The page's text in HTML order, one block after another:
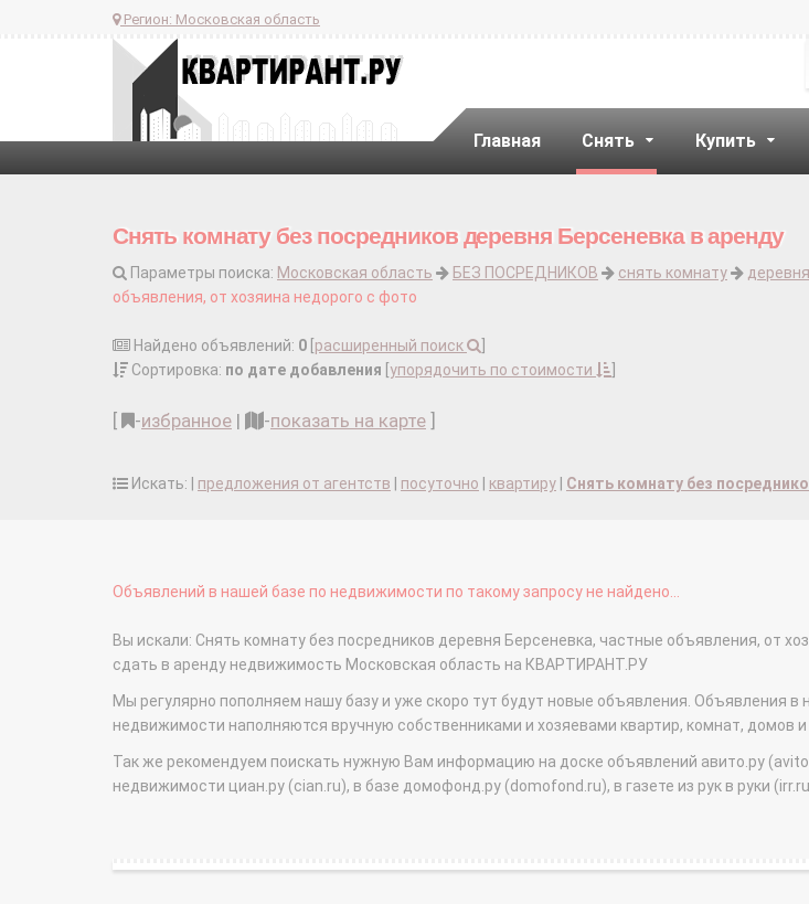
Регион: Московская область
Главная Снять Купить
Снять комнату без посредников деревня Берсеневка в аренду
Параметры поиска: Московская область БЕЗ ПОСРЕДНИКОВ снять комнату
объявления, от хозяина недорого с фото
Найдено объявлений: 0 расширенный поиск
Сортировка: по дате добавления упорядочить по стоимости
-избранное | -показать на карте
Искать: | предложения от агентств посуточно квартиру Снять комнату без
Объявлений в нашей базе по недвижимости по такому запросу не найдено...
Вы искали: Снять комнату без посредников деревня Берсеневка, частные объявления, от
сдать в аренду недвижимость Московская область на КВАРТИРАНТ.РУ
Мы регулярно пополняем нашу базу и уже скоро тут будут новые объявления. Объявления в
недвижимости наполняются вручную собственниками и хозяевами квартир, комнат, домов
Так же рекомендуем поискать нужную Вам информацию на доске объявлений авито.ру
недвижимости циан.ру (cian.ru), в базе домофонд.ру (domofond.ru), в газете из рук в руки